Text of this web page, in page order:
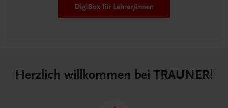
DigiBox für Lehrer/innen
Herzlich willkommen bei TRAUNER!